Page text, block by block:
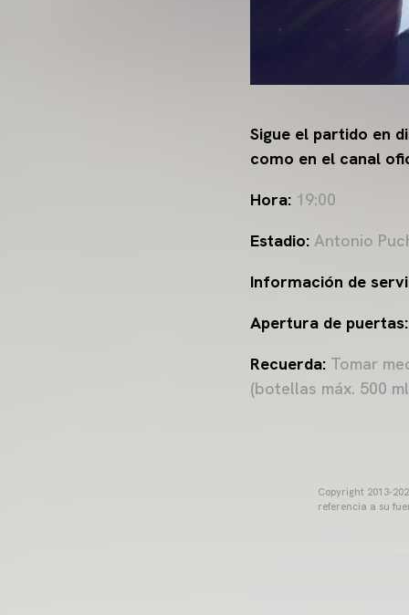
Sigue el partido en
como en el canal
Hora: 19:00
Estadio: Antonio
Información de
Apertura de puertas:
Recuerda: Tomar
(botellas máx. 500
Copyright 2013-
referencia a su